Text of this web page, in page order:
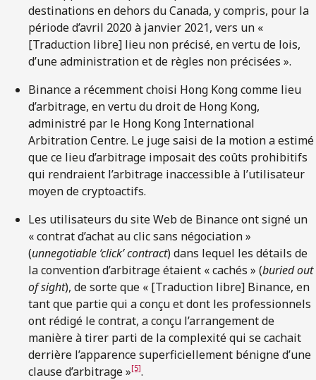
destinations en dehors du Canada, y compris, pour la
période d’avril 2020 à janvier 2021, vers un «
[Traduction libre] lieu non précisé, en vertu de lois,
d’une administration et de règles non précisées ».
Binance a récemment choisi Hong Kong comme lieu
d’arbitrage, en vertu du droit de Hong Kong,
administré par le Hong Kong International
Arbitration Centre. Le juge saisi de la motion a estimé
que ce lieu d’arbitrage imposait des coûts prohibitifs
qui rendraient l’arbitrage inaccessible à l’utilisateur
moyen de cryptoactifs.
Les utilisateurs du site Web de Binance ont signé un
« contrat d’achat au clic sans négociation »
(unnegotiable ‘click’ contract) dans lequel les détails de
la convention d’arbitrage étaient « cachés » (buried out
of sight), de sorte que « [Traduction libre] Binance, en
tant que partie qui a conçu et dont les professionnels
ont rédigé le contrat, a conçu l’arrangement de
manière à tirer parti de la complexité qui se cachait
derrière l’apparence superficiellement bénigne d’une
clause d’arbitrage »[5].